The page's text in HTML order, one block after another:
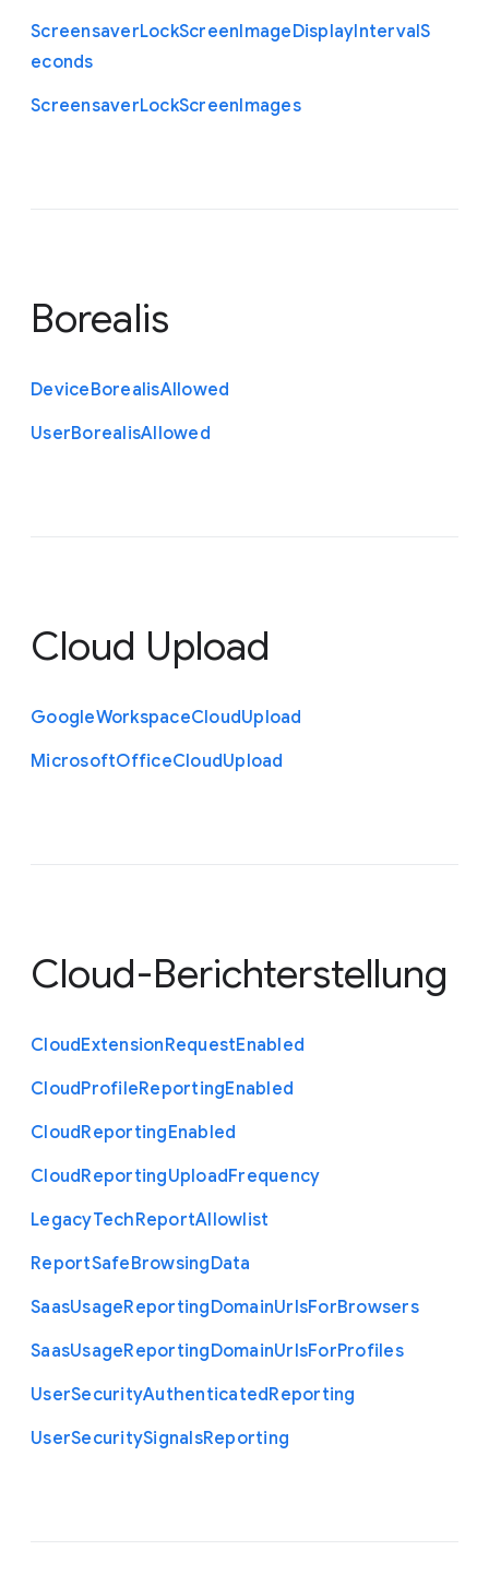
ScreensaverLockScreenImageDisplayIntervalS
econds
ScreensaverLockScreenImages
Borealis
DeviceBorealisAllowed
UserBorealisAllowed
Cloud Upload
GoogleWorkspaceCloudUpload
MicrosoftOfficeCloudUpload
Cloud-Berichterstellung
CloudExtensionRequestEnabled
CloudProfileReportingEnabled
CloudReportingEnabled
CloudReportingUploadFrequency
LegacyTechReportAllowlist
ReportSafeBrowsingData
SaasUsageReportingDomainUrlsForBrowsers
SaasUsageReportingDomainUrlsForProfiles
UserSecurityAuthenticatedReporting
UserSecuritySignalsReporting